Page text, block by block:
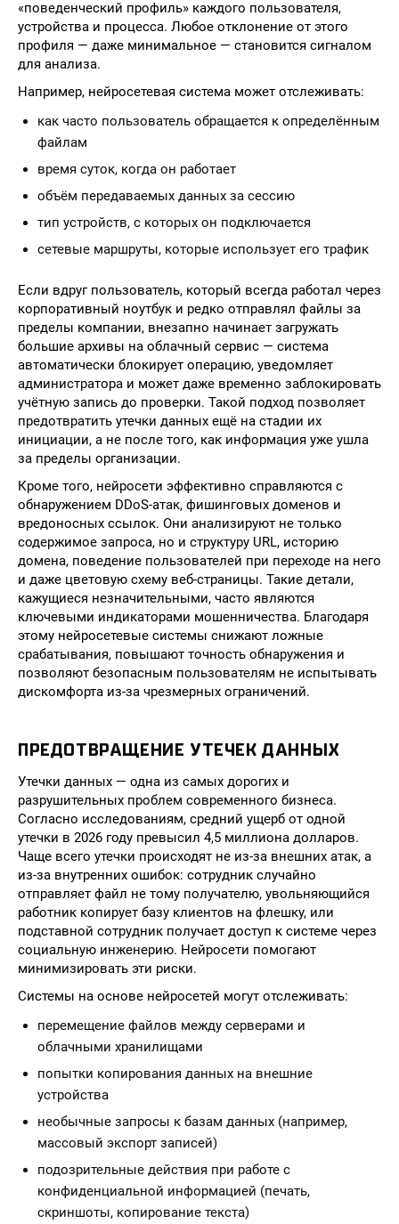
«поведенческий профиль» каждого пользователя,
устройства и процесса. Любое отклонение от этого
профиля — даже минимальное — становится сигналом
для анализа.
Например, нейросетевая система может отслеживать:
как часто пользователь обращается к определённым
файлам
время суток, когда он работает
объём передаваемых данных за сессию
тип устройств, с которых он подключается
сетевые маршруты, которые использует его трафик
Если вдруг пользователь, который всегда работал через
корпоративный ноутбук и редко отправлял файлы за
пределы компании, внезапно начинает загружать
большие архивы на облачный сервис — система
автоматически блокирует операцию, уведомляет
администратора и может даже временно заблокировать
учётную запись до проверки. Такой подход позволяет
предотвратить утечки данных ещё на стадии их
инициации, а не после того, как информация уже ушла
за пределы организации.
Кроме того, нейросети эффективно справляются с
обнаружением DDoS-атак, фишинговых доменов и
вредоносных ссылок. Они анализируют не только
содержимое запроса, но и структуру URL, историю
домена, поведение пользователей при переходе на него
и даже цветовую схему веб-страницы. Такие детали,
кажущиеся незначительными, часто являются
ключевыми индикаторами мошенничества. Благодаря
этому нейросетевые системы снижают ложные
срабатывания, повышают точность обнаружения и
позволяют безопасным пользователям не испытывать
дискомфорта из-за чрезмерных ограничений.
ПРЕДОТВРАЩЕНИЕ УТЕЧЕК ДАННЫХ
Утечки данных — одна из самых дорогих и
разрушительных проблем современного бизнеса.
Согласно исследованиям, средний ущерб от одной
утечки в 2026 году превысил 4,5 миллиона долларов.
Чаще всего утечки происходят не из-за внешних атак, а
из-за внутренних ошибок: сотрудник случайно
отправляет файл не тому получателю, увольняющийся
работник копирует базу клиентов на флешку, или
подставной сотрудник получает доступ к системе через
социальную инженерию. Нейросети помогают
минимизировать эти риски.
Системы на основе нейросетей могут отслеживать:
перемещение файлов между серверами и
облачными хранилищами
попытки копирования данных на внешние
устройства
необычные запросы к базам данных (например,
массовый экспорт записей)
подозрительные действия при работе с
конфиденциальной информацией (печать,
скриншоты, копирование текста)